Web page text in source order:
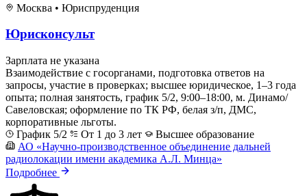
Москва • Юриспруденция
Юрисконсульт
Зарплата не указана
Взаимодействие с госорганами, подготовка ответов на
запросы, участие в проверках; высшее юридическое, 1–3 года
опыта; полная занятость, график 5/2, 9:00–18:00, м. Динамо/
Савеловская; оформление по ТК РФ, белая з/п, ДМС,
корпоративные льготы.
График 5/2
От 1 до 3 лет
Высшее образование
АО «Научно-производственное объединение дальней
радиолокации имени академика А.Л. Минца»
Подробнее